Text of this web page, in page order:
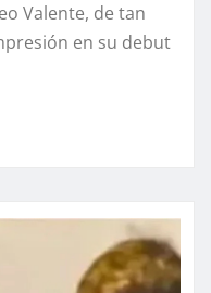
Valente, de tan
en su debut